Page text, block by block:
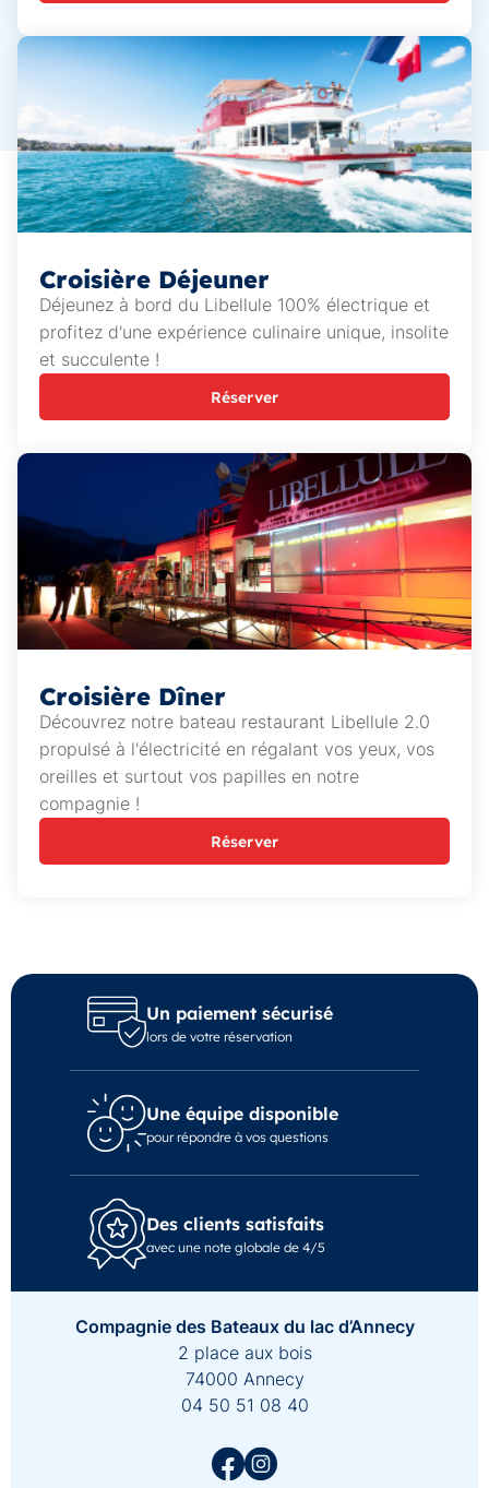
Croisière Déjeuner
Déjeunez à bord du Libellule 100% électrique et
profitez d'une expérience culinaire unique, insolite
et succulente !
Réserver
Croisière Dîner
Découvrez notre bateau restaurant Libellule 2.0
propulsé à l'électricité en régalant vos yeux, vos
oreilles et surtout vos papilles en notre
compagnie !
Réserver
Un paiement sécurisé
lors de votre réservation
Une équipe disponible
pour répondre à vos questions
Des clients satisfaits
avec une note globale de 4/5
Compagnie des Bateaux du lac d’Annecy
2 place aux bois
74000 Annecy
04 50 51 08 40